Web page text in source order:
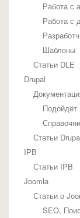
Работа с
Работа с
Шаблоны
Статьи DLE
Drupal
Подойдёт
Статьи
IPB
Статьи IPB
Joomla
Статьи о
SEO,